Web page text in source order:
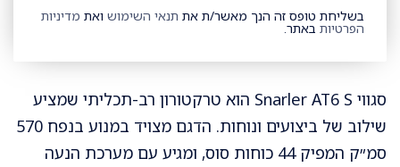
בשליחת טופס זה הנך מאשר/ת את תנאי השימוש ואת מדיניות
הפרטיות באתר.
סגווי Snarler AT6 S הוא טרקטורון רב-תכליתי שמציע
שילוב של ביצועים ונוחות. הדגם מצויד במנוע בנפח 570
סמ״ק המפיק 44 כוחות סוס, ומגיע עם מערכת הנעה